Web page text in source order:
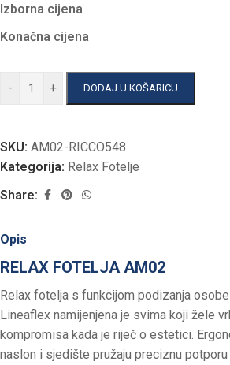
Izborna cijena
Konačna cijena
- + DODAJ U KOŠARICU
SKU: AM02-RICCO548
Kategorija: Relax Fotelje
Share:
Opis
RELAX FOTELJA AM02
Relax fotelja s funkcijom podizanja
Lineaflex namijenjena je svima koji žele
kompromisa kada je riječ o estetici.
naslon i sjedište pružaju preciznu